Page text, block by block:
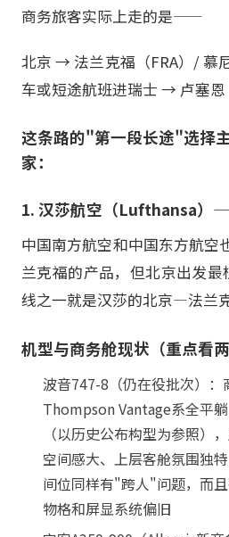
商务旅客实际上走的是——
北京 → 法兰克福（FRA）/ 慕
车或短途航班进瑞士 → 卢塞恩
这条路的"第一段长途"选择
家：
1. 汉莎航空（Lufthansa）
中国南方航空和中国东方航空
兰克福的产品，但北京出发
线之一就是汉莎的北京—法兰克
机型与商务舱现状（重点看两
波音747-8（仍在役批次）
Thompson Vantage系全平
（以历史公布构型为参照）
空间感大、上层客舱氛围独
间位同样有"跨人"问题，而
物格和屏显系统偏旧